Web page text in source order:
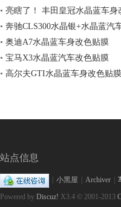
• 亮瞎了！ 丰田皇冠水晶蓝车身
• 奔驰CLS300水晶银+水晶蓝汽
• 奥迪A7水晶蓝车身改色贴膜
• 宝马X3水晶蓝汽车改色贴膜
• 高尔夫GTI水晶蓝车身改色贴膜
站点信息
小黑屋 Archiver
Powered by Discuz! X3.4 © 2001-2013